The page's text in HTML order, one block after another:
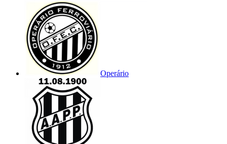
Operário